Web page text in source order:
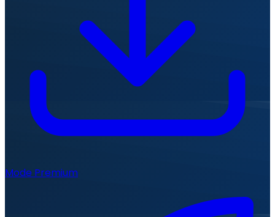
Mode Premium